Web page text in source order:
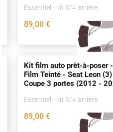
Essentiel - kit 3/4 arrière
89,00 €
Kit film auto prêt-à-poser -
Film Teinté - Seat Leon (3)
Coupe 3 portes(2012 -
Essentiel - kit 3/4 arrière
89,00 €